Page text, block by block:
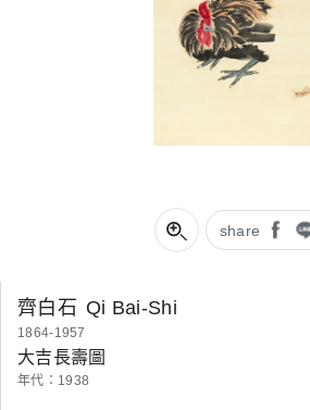
share
齊白石 Qi Bai-Shi
1864-1957
大吉長壽圖
年代：1938